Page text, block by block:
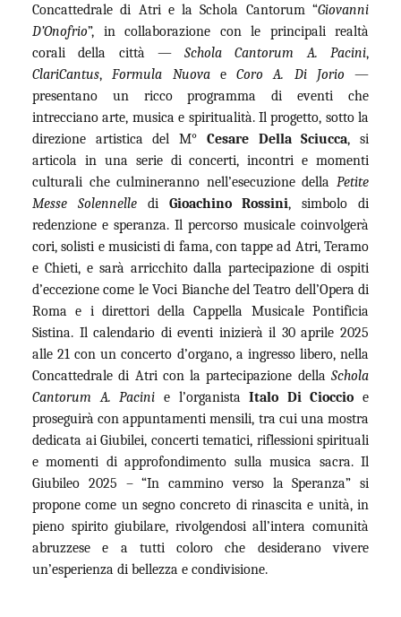
Concattedrale di Atri e la Schola Cantorum “Giovanni
D’Onofrio”, in collaborazione con le principali realtà
corali della città —Schola Cantorum A. Pacini,
ClariCantus,Formula Nuovae Coro A. Di Jorio —
presentano un ricco programma di eventi che
intrecciano arte, musica e spiritualità. Il progetto, sotto la
direzione artistica del M° Cesare Della Sciucca, si
articola in una serie di concerti, incontri e momenti
culturali che culmineranno nell’esecuzione della Petite
Messe Solennelledi Gioachino Rossini, simbolo di
redenzione e speranza. Il percorso musicale coinvolgerà
cori, solisti e musicisti di fama, con tappe ad Atri, Teramo
e Chieti, e sarà arricchito dalla partecipazione di ospiti
d’eccezione come le Voci Bianche del Teatro dell’Opera di
Roma e i direttori della Cappella Musicale Pontificia
Sistina. Il calendario di eventi inizierà il 30 aprile 2025
alle 21 con un concerto d’organo, a ingresso libero, nella
Concattedrale di Atri con la partecipazione della Schola
Cantorum A. Pacini e l’organistaItalo Di Cioccio e
proseguirà con appuntamenti mensili, tra cui una mostra
dedicata ai Giubilei, concerti tematici, riflessioni spirituali
e momenti di approfondimento sulla musica sacra. Il
Giubileo 2025 – “In cammino verso la Speranza” si
propone come un segno concreto di rinascita e unità, in
pieno spirito giubilare, rivolgendosi all’intera comunità
abruzzese e a tutti coloro che desiderano vivere
un’esperienza di bellezza e condivisione.